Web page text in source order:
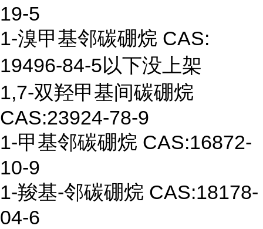
19-5
1-溴甲基邻碳硼烷 CAS:
19496-84-5以下没上架
1,7-双羟甲基间碳硼烷
CAS:23924-78-9
1-甲基邻碳硼烷 CAS:16872-
10-9
1-羧基-邻碳硼烷 CAS:18178-
04-6